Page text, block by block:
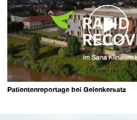
Patientenreportage bei Gelenkersatz